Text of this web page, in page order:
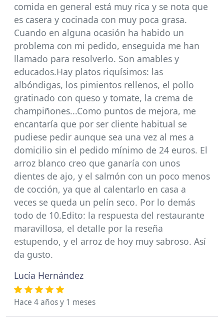
comida en general está muy rica y se nota que
es casera y cocinada con muy poca grasa.
Cuando en alguna ocasión ha habido un
problema con mi pedido, enseguida me han
llamado para resolverlo. Son amables y
educados.Hay platos riquísimos: las
albóndigas, los pimientos rellenos, el pollo
gratinado con queso y tomate, la crema de
champiñones...Como puntos de mejora, me
encantaría que por ser cliente habitual se
pudiese pedir aunque sea una vez al mes a
domicilio sin el pedido mínimo de 24 euros. El
arroz blanco creo que ganaría con unos
dientes de ajo, y el salmón con un poco menos
de cocción, ya que al calentarlo en casa a
veces se queda un pelín seco. Por lo demás
todo de 10.Edito: la respuesta del restaurante
maravillosa, el detalle por la reseña
estupendo, y el arroz de hoy muy sabroso. Así
da gusto.
Lucía Hernández
Hace 4 años y 1 meses